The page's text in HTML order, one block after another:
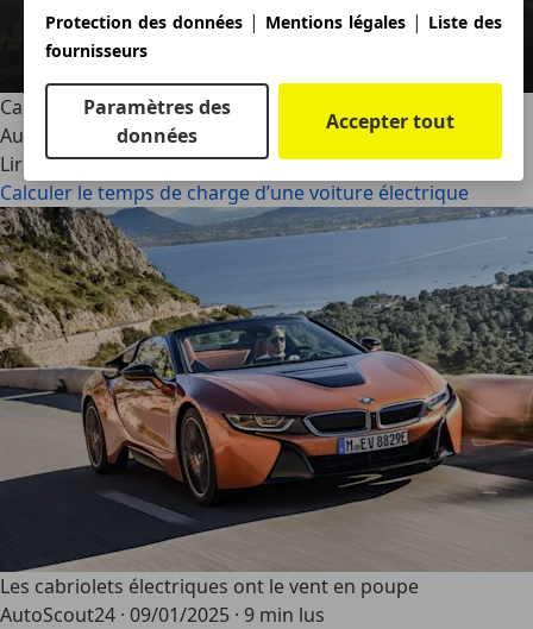
Calculer le temps de charge d’une voiture électrique
AutoScout24 ·10/01/2025
Lire la suite
Calculer le temps de charge d’une voiture électrique
Les cabriolets électriques ont le vent en poupe
AutoScout24 · 09/01/2025 · 9 min lus
Protection des données | Mentions légales | Liste des
fournisseurs
Paramètres des
données
Accepter tout